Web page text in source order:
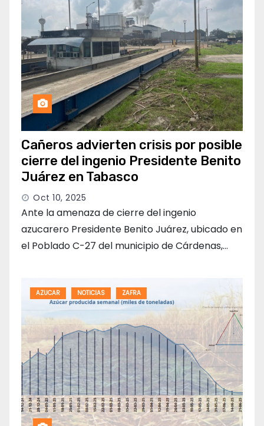
Cañeros advierten crisis por posible
cierre del ingenio Presidente Benito
Juárez en Tabasco
Oct 10, 2025
Ante la amenaza de cierre del ingenio
azucarero Presidente Benito Juárez, ubicado en
el Poblado C-27 del municipio de Cárdenas,…
AZUCAR NOTICIAS ZAFRA